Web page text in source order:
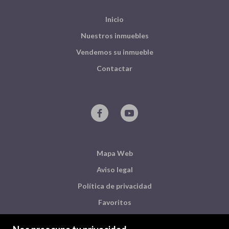
Inicio
Nuestros inmuebles
Vendemos su inmueble
Contactar
Mapa Web
Aviso legal
Política de privacidad
Favoritos